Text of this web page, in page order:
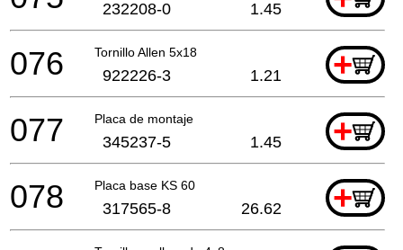
232208-0 1.45
Tornillo Allen 5x18 +
076 922226-3 1.21
Placa de montaje +
077 345237-5 1.45
Placa base KS 60 +
078 317565-8 26.62